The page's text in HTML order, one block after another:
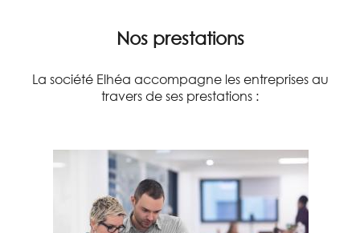
Nos prestations
La société Elhéa accompagne les entreprises au
travers de ses prestations :